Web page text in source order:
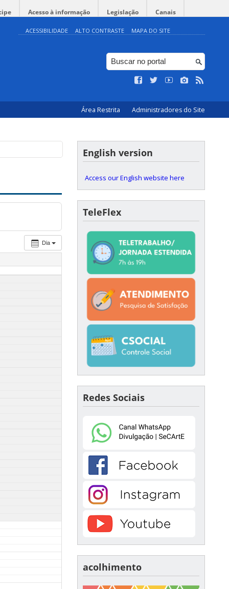
Acesso à informação Legislação Canais
ACESSIBILIDADE ALTO CONTRASTE MAPA DO SITE
Área Restrita Administradores do Site
Dia
English version
Access our English website here
TeleFlex
Redes Sociais
acolhimento